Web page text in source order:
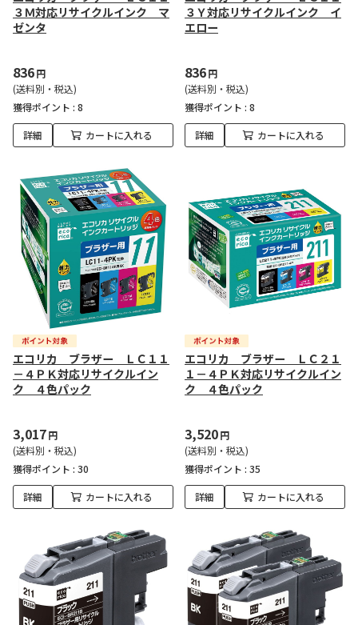
３Ｍ対応リサイクルインク マ
ゼンタ
836円
(送料別・税込)
獲得ポイント : 8
詳細 カートに入れる
３Ｙ対応リサイクルインク イ
エロー
836円
(送料別・税込)
獲得ポイント : 8
詳細 カートに入れる
エコリカ ブラザー ＬＣ１１
－４ＰＫ対応リサイクルイン
ク ４色パック
3,017円
(送料別・税込)
獲得ポイント : 30
詳細 カートに入れる
エコリカ ブラザー ＬＣ２１
１－４ＰＫ対応リサイクルイン
ク ４色パック
3,520円
(送料別・税込)
獲得ポイント : 35
詳細 カートに入れる